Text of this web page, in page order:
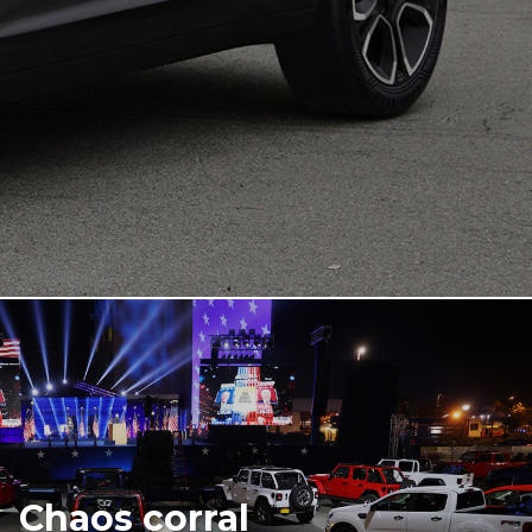
Chaos corral